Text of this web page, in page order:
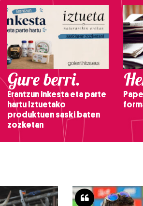
Gure berri.
Erantzun inkesta eta parte
hartu Iztuetako
produktuen saski baten
zozketan